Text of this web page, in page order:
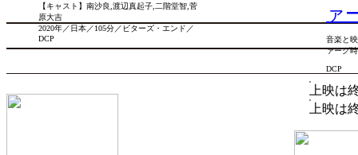
【キャスト】南沙良,渡辺真起子,二階堂智,菅
原大吉
2020年／日本／105分／ビターズ・エンド／
DCP
ァ
音楽と
ァーグ
DCP
上映は
上映は